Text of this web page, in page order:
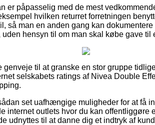
er påpasselig med de mest
hvilken returret forretningen
så man en anden gang kan
hensyn til om man skal købe gave til
genveje til at granske en stor gruppe
selskabets ratings af Nivea Double
set uafhængige muligheder for at få
internet outlets hvor du kan offentliggøre
udnyttes til at danne dig et indtryk af